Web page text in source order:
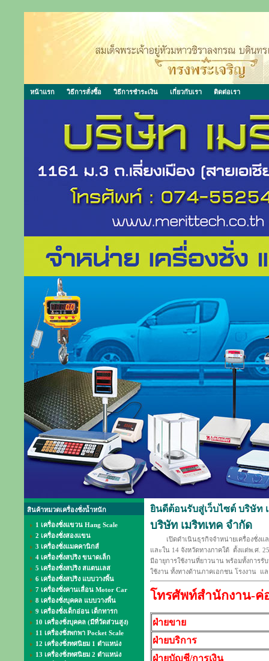
หน้าแรก วิธีการสั่งซื้อ วิธีการชำระเงิน เกี่ยวกับเรา ติดต่อเรา
สินค้าหมวดเครื่องชั่งน้ำหนัก
1 เครื่องชั่งแขวน Hang Scale
2 เครื่องชั่งสองแขน
3 เครื่องชั่งแมคคานิกส์
4 เครื่องชั่งสปริง ขนาดเล็ก
5 เครื่องชั่งสปริง สแตนเลส
6 เครื่องชั่งสปริง แบบวางพื้น
7 เครื่องชั่งคานเลื่อน Motor Car
8 เครื่องชั่งบุคคล แบบวางพื้น
9 เครื่องชั่งเด็กอ่อน เด็กทารก
10 เครื่องชั่งบุคคล (มีที่วัดส่วนสูง)
11 เครื่องชั่งพกพา Pocket Scale
12 เครื่องชั่งทศนิยม 1 ตำแหน่ง
13 เครื่องชั่งทศนิยม 2 ตำแหน่ง
ยินดีต้อนรับสู่เว็บไซต์ บริษัท
บริษัท เมริทเทค จำกัด
เปิดดำเนินธุรกิจจำหน่ายเครื่องชั่งแล
และใน 14 จังหวัดทางภาคใต้ ตั้งแต่พ.ศ.
มีอายุการใช้งานที่ยาวนาน พร้อมทั้งการรั
ใช้งาน ทั้งทางด้านภาคเอกชน โรงงาน
โทรศัพท์สำนักงาน-
ฝ่ายขาย
ฝ่ายบริการ
ฝ่ายบัญชี/การเงิน